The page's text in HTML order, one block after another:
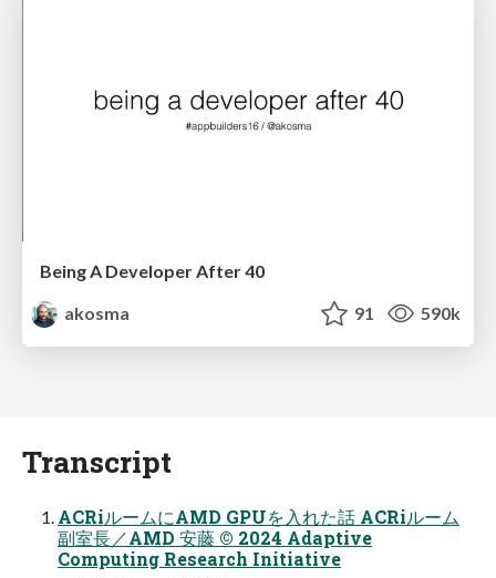
Being A Developer After 40
akosma
91 590k
Transcript
ACRiルームにAMD GPUを入れた話 ACRiルーム
副室長／AMD 安藤 ©︎ 2024 Adaptive
Computing Research Initiative